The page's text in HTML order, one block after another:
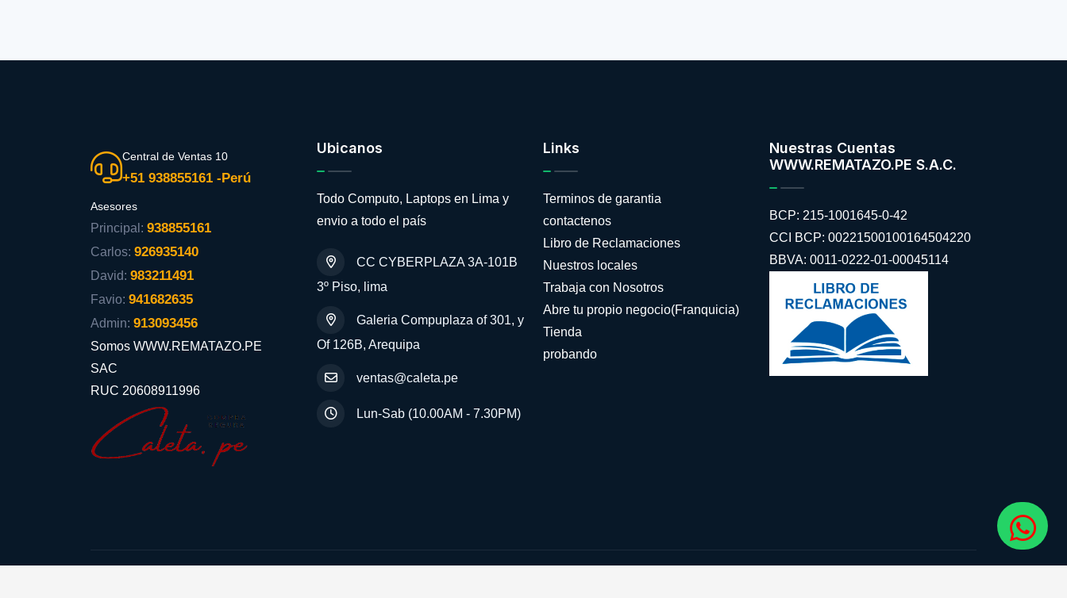
Central de Ventas 10
+51 938855161 -Perú
Asesores
Principal: 938855161
Carlos: 926935140
David: 983211491
Favio: 941682635
Admin: 913093456
Somos WWW.REMATAZO.PE
SAC
RUC 20608911996
Ubicanos
Todo Computo, Laptops en Lima y
envio a todo el país
CC CYBERPLAZA 3A-101B
3º Piso, lima
Galeria Compuplaza of 301, y
Of 126B, Arequipa
ventas@caleta.pe
Lun-Sab (10.00AM - 7.30PM)
Links
Terminos de garantia
contactenos
Libro de Reclamaciones
Nuestros locales
Trabaja con Nosotros
Abre tu propio negocio(Franquicia)
Tienda
probando
Nuestras Cuentas
WWW.REMATAZO.PE S.A.C.
BCP: 215-1001645-0-42
CCI BCP: 00221500100164504220
BBVA: 0011-0222-01-00045114